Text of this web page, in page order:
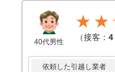
【サービス】
利用していない。
【料金】
まあまあかな。
40代男性 （接客： 4
依頼した引越し業者